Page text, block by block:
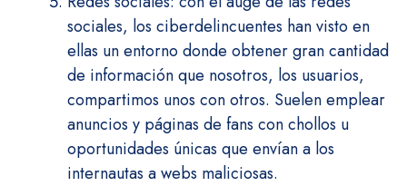
sociales, los ciberdelincuentes han visto en
ellas un entorno donde obtener gran cantidad
de información que nosotros, los usuarios,
compartimos unos con otros. Suelen emplear
anuncios y páginas de fans con chollos u
oportunidades únicas que envían a los
internautas a webs maliciosas.